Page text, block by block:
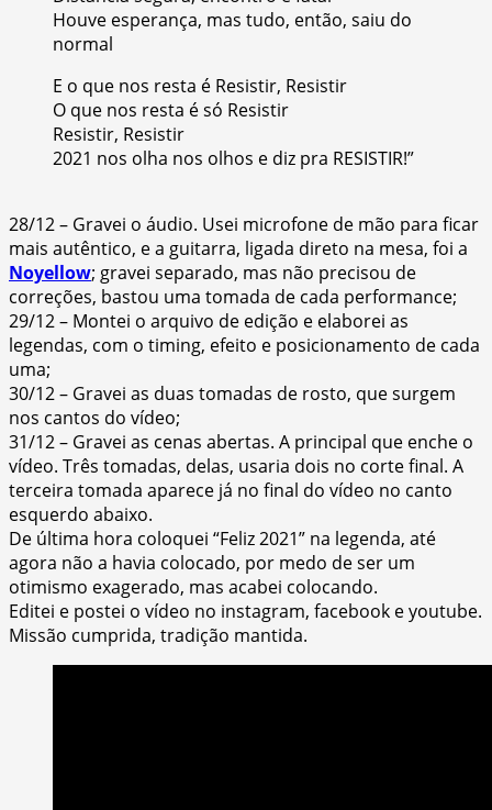
Houve esperança, mas tudo, então, saiu do
normal
E o que nos resta é Resistir, Resistir
O que nos resta é só Resistir
Resistir, Resistir
2021 nos olha nos olhos e diz pra RESISTIR!”
28/12 – Gravei o áudio. Usei microfone de mão para ficar
mais autêntico, e a guitarra, ligada direto na mesa, foi a
Noyellow; gravei separado, mas não precisou de
correções, bastou uma tomada de cada performance;
29/12 – Montei o arquivo de edição e elaborei as
legendas, com o timing, efeito e posicionamento de cada
uma;
30/12 – Gravei as duas tomadas de rosto, que surgem
nos cantos do vídeo;
31/12 – Gravei as cenas abertas. A principal que enche o
vídeo. Três tomadas, delas, usaria dois no corte final. A
terceira tomada aparece já no final do vídeo no canto
esquerdo abaixo.
De última hora coloquei “Feliz 2021” na legenda, até
agora não a havia colocado, por medo de ser um
otimismo exagerado, mas acabei colocando.
Editei e postei o vídeo no instagram, facebook e youtube.
Missão cumprida, tradição mantida.